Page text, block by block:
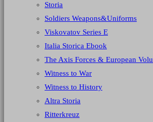
Storia
Soldiers Weapons&Uniforms
Viskovatov Series E
Italia Storica Ebook
The Axis Forces & European
Witness to War
Witness to History
Altra Storia
Ritterkreuz